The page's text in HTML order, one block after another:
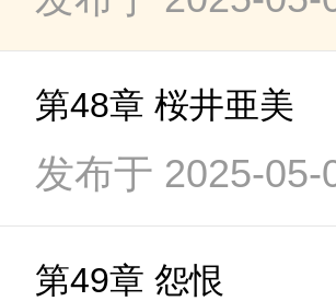
第48章 桜井亜美
发布于 2025-05-
第49章 怨恨